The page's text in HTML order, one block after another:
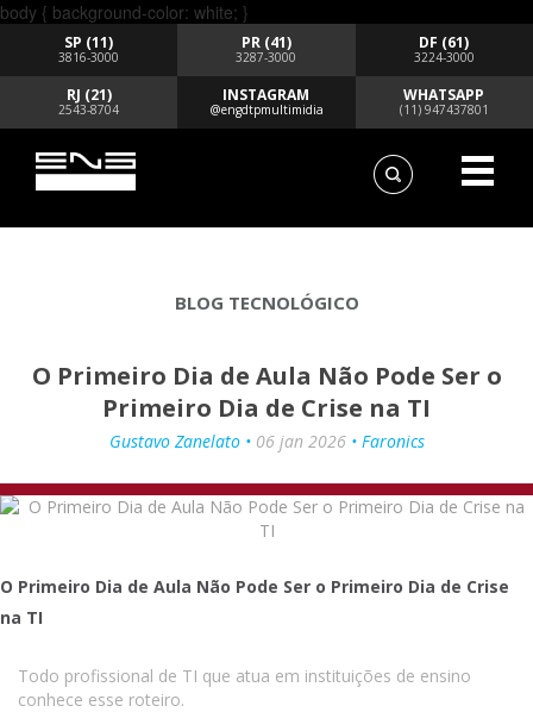
body { background-color: white; }
SP (11)
3816-3000
PR (41)
3287-3000
DF (61)
3224-3000
RJ (21)
2543-8704
INSTAGRAM
@engdtpmultimidia
WHATSAPP
(11) 947437801
BLOG TECNOLÓGICO
O Primeiro Dia de Aula Não Pode Ser o
Primeiro Dia de Crise na TI
Gustavo Zanelato • 06 jan 2026• Faronics
O Primeiro Dia de Aula Não Pode Ser o Primeiro Dia de Crise
na TI
Todo profissional de TI que atua em instituições de ensino
conhece esse roteiro.